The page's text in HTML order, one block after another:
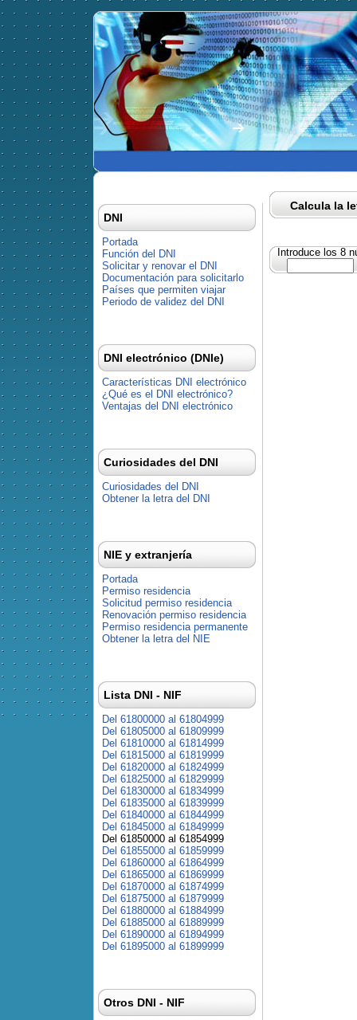
Calcula la
Introduce los 8
DNI
Portada
Función del DNI
Solicitar y renovar el DNI
Documentación para solicitarlo
Países que permiten viajar
Periodo de validez del DNI
DNI electrónico (DNIe)
Características DNI electrónico
¿Qué es el DNI electrónico?
Ventajas del DNI electrónico
Curiosidades del DNI
Curiosidades del DNI
Obtener la letra del DNI
NIE y extranjería
Portada
Permiso residencia
Solicitud permiso residencia
Renovación permiso residencia
Permiso residencia permanente
Obtener la letra del NIE
Lista DNI - NIF
Del 61800000 al 61804999
Del 61805000 al 61809999
Del 61810000 al 61814999
Del 61815000 al 61819999
Del 61820000 al 61824999
Del 61825000 al 61829999
Del 61830000 al 61834999
Del 61835000 al 61839999
Del 61840000 al 61844999
Del 61845000 al 61849999
Del 61850000 al 61854999
Del 61855000 al 61859999
Del 61860000 al 61864999
Del 61865000 al 61869999
Del 61870000 al 61874999
Del 61875000 al 61879999
Del 61880000 al 61884999
Del 61885000 al 61889999
Del 61890000 al 61894999
Del 61895000 al 61899999
Otros DNI - NIF